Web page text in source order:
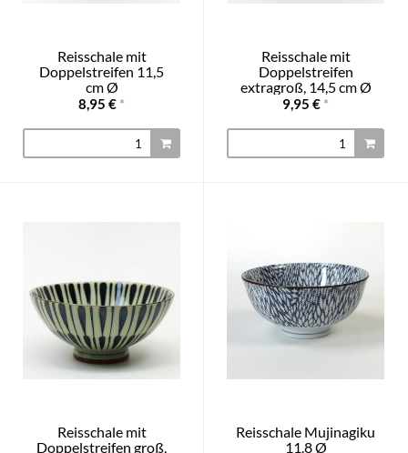
Reisschale mit
Doppelstreifen 11,5
cm Ø
8,95 € *
Reisschale mit
Doppelstreifen
extragroß, 14,5 cm Ø
9,95 € *
Reisschale mit
Doppelstreifen groß,
Reisschale Mujinagiku
11.8 Ø